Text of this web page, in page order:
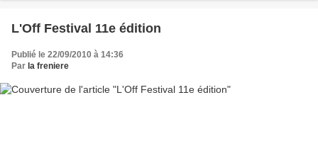
L'Off Festival 11e édition
Publié le 22/09/2010 à 14:36
Par la freniere